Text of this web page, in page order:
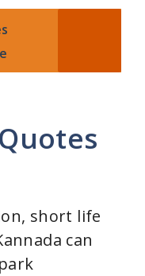
short life
can